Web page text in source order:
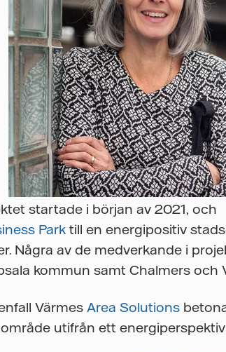
startade i början av 2021, och
Park till en energipositiv
Några av de medverkande i
kommun samt Chalmers och
Värmes Area Solutions
utifrån ett